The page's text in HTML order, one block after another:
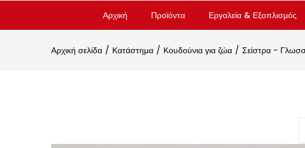
Αρχική Προϊόντα Εργαλεία & Εξοπλισμός
Αρχική σελίδα Κατάστημα Κουδούνια για ζώα Σείστρα -